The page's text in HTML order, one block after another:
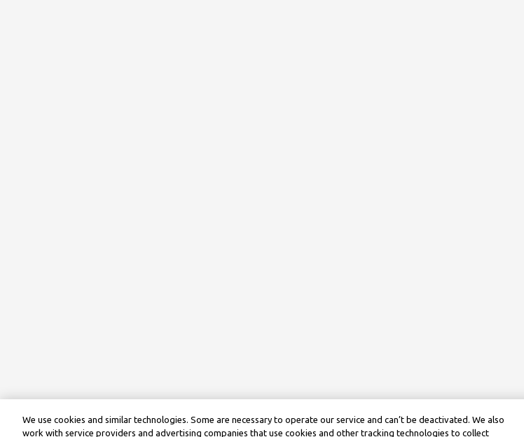
We use cookies and similar technologies. Some are necessary to operate our service and can’t be deactivated. We also
work with service providers and advertising companies that use cookies and other tracking technologies to collect